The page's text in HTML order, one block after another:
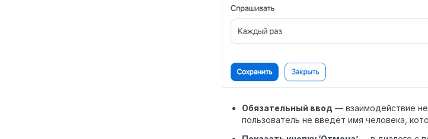
Обязательный ввод — взаимодействие
пользователь не введёт имя человека,